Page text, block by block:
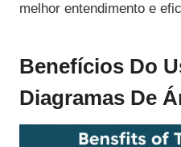
melhor entendimento e
Benefícios Do
Diagramas De